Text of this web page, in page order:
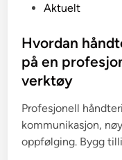
s
t
e
i
n
Aktuelt
Hvordan
på en
verktøy
Profesjonell
kommunikasjon,
oppfølging. Bygg